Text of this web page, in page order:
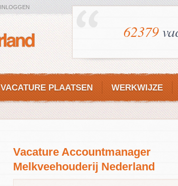
INLOGGEN
62379
VACATURE PLAATSEN WERKWIJZE
Vacature Accountmanager
Melkveehouderij Nederland